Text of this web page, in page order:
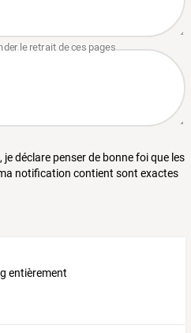
déclare penser de bonne foi que les
notification contient sont exactes
entièrement